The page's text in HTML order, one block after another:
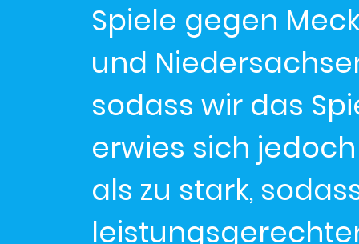
Spiele gegen
und
sodass wir das
erwies sich
als zu stark,